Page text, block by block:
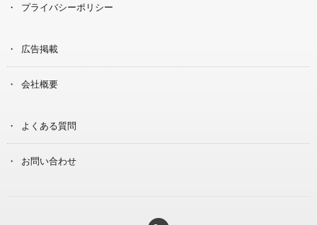
プライバシーポリシー
広告掲載
会社概要
よくある質問
お問い合わせ